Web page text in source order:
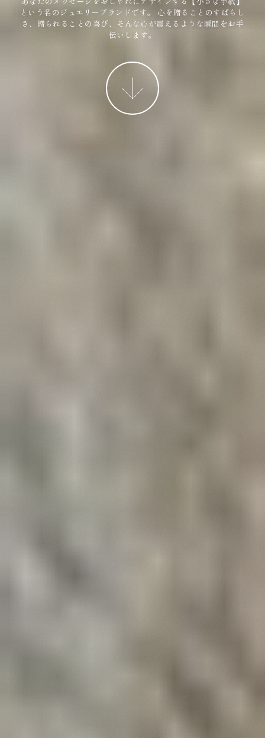
という名のジュエリーブランドです。
心を贈ることのすばらし
さ、贈られることの喜び、そんな心が震えるような瞬間をお手
伝いします。